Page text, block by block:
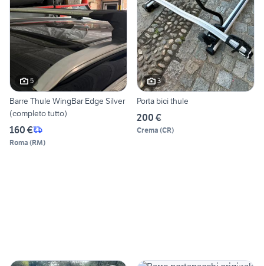
5
Barre Thule WingBar Edge Silver
(completo tutto)
160 €
Roma (RM)
3
Porta bici thule
200 €
Crema (CR)